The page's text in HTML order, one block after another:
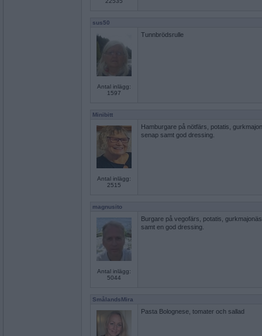
sus50
Antal inlägg:
1597
Tunnbrödsrulle
Minibitt
Antal inlägg:
2515
Hamburgare på nötfärs, potatis,
senap samt god dressing.
magnusito
Antal inlägg:
5044
Burgare på vegofärs, potatis,
samt en god dressing.
SmålandsMira
Pasta Bolognese, tomater och sallad